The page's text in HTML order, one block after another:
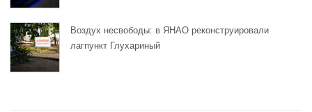
Воздух несвободы: в ЯНАО реконструировали
лагпункт Глухариный